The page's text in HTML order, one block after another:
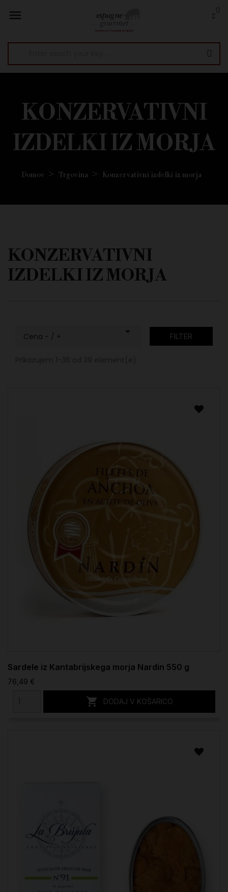

KONZERVATIVNI
IZDELKI IZ MORJA
Domov Trgovina Konzervativni izdelki iz morja
KONZERVATIVNI
IZDELKI IZ MORJA
Cena - / +  FILTER
Sardele iz Kantabrijskega morja Nardin 550 g
76,49 €
 DODAJ V KOŠARICO